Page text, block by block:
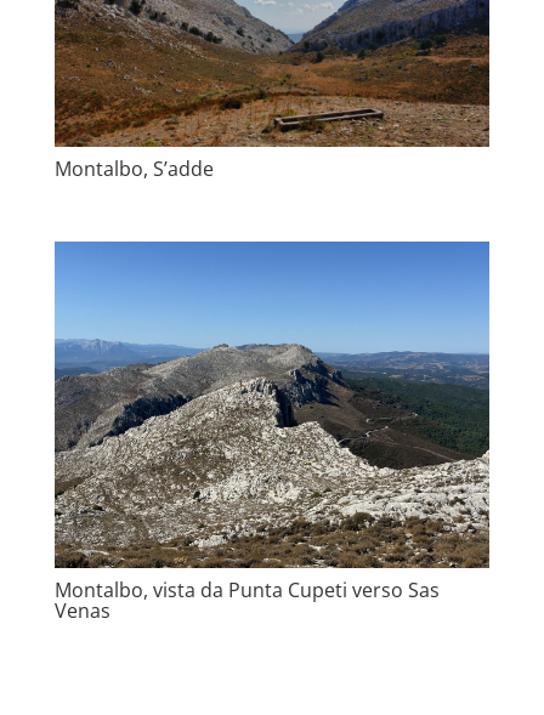
Montalbo, S’adde
Montalbo, vista da Punta Cupeti verso Sas
Venas